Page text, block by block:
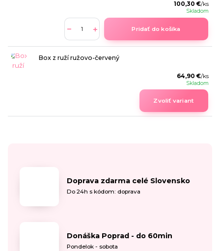
100,30 €/ks
Skladom
Pridať do košíka
Box z ruží ružovo-červený
64,90 €/ks
Skladom
Zvoliť variant
Doprava zdarma celé Slovensko
Do 24h s kódom: doprava
Donáška Poprad - do 60min
Pondelok - sobota